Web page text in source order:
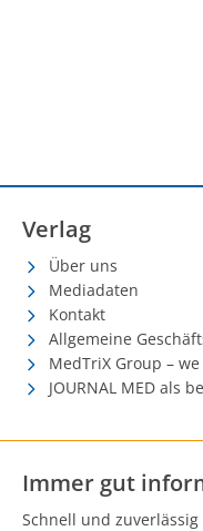
Verlag
Über uns
Mediadaten
Kontakt
Allgemeine
MedTriX Group –
JOURNAL MED als
Immer gut
Schnell und